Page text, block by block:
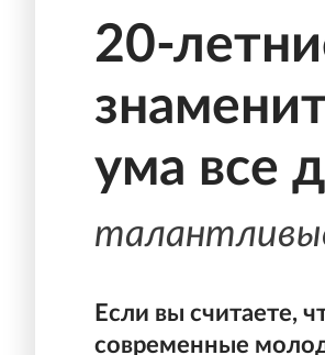
20-
ума все
Если вы считаете,
современные